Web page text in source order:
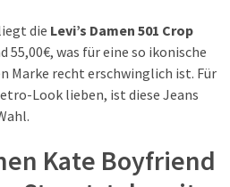
die Levi’s Damen 501 Crop
55,00€, was für eine so ikonische
Marke recht erschwinglich ist. Für
Look lieben, ist diese Jeans
Kate Boyfriend